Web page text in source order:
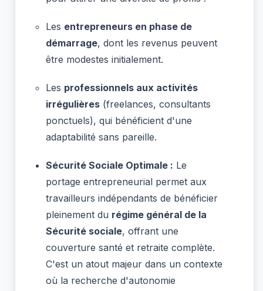
Les entrepreneurs en phase de
démarrage, dont les revenus peuvent
être modestes initialement.
Les professionnels aux activités
irrégulières (freelances, consultants
ponctuels), qui bénéficient d'une
adaptabilité sans pareille.
Sécurité Sociale Optimale : Le
portage entrepreneurial permet aux
travailleurs indépendants de bénéficier
pleinement du régime général de la
Sécurité sociale, offrant une
couverture santé et retraite complète.
C'est un atout majeur dans un contexte
où la recherche d'autonomie